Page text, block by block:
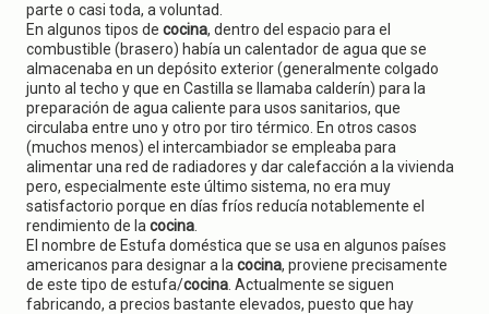
parte o casi toda, a voluntad.
En algunos tipos de cocina, dentro del espacio para el
combustible (brasero) había un calentador de agua que se
almacenaba en un depósito exterior (generalmente colgado
junto al techo y que en Castilla se llamaba calderín) para la
preparación de agua caliente para usos sanitarios, que
circulaba entre uno y otro por tiro térmico. En otros casos
(muchos menos) el intercambiador se empleaba para
alimentar una red de radiadores y dar calefacción a la vivienda
pero, especialmente este último sistema, no era muy
satisfactorio porque en días fríos reducía notablemente el
rendimiento de la cocina
El nombre de Estufa doméstica que se usa en algunos países
americanos para designar a la cocina, proviene precisamente
de este tipo de estufa/cocina . Actualmente se siguen
fabricando, a precios bastante elevados, puesto que hay